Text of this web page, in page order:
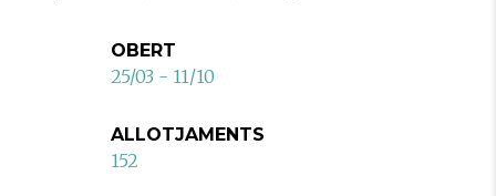
OBERT
25/03 - 11/10
ALLOTJAMENTS
152